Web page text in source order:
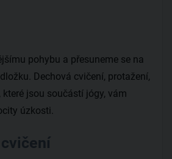
pohybu a přesuneme se na
Dechová cvičení, protažení,
jsou součástí jógy, vám
úzkosti.